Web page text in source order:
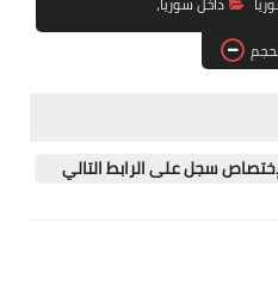
فرص عمل في العراق
فرص عمل في اليمن
دورات تدريبية
سجل على الرابط التالي